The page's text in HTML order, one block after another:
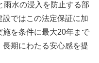
雨水の浸入を防止する部
ではこの法定保証に加
施を条件に最大20年まで
期にわたる安心感を提